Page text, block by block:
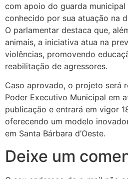
com apoio do guarda
conhecido por sua atuação na
O parlamentar destaca que,
animais, a iniciativa atua na
violências, promovendo
reabilitação de agressores.
Caso aprovado, o projeto será
Poder Executivo Municipal em
publicação e entrará em vigor
oferecendo um modelo
em Santa Bárbara d’Oeste.
Deixe um